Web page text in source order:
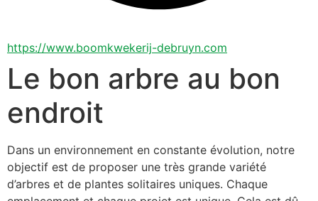
https://www.boomkwekerij-debruyn.com
Le bon arbre au bon
endroit
Dans un environnement en constante évolution, notre
objectif est de proposer une très grande variété
d’arbres et de plantes solitaires uniques. Chaque